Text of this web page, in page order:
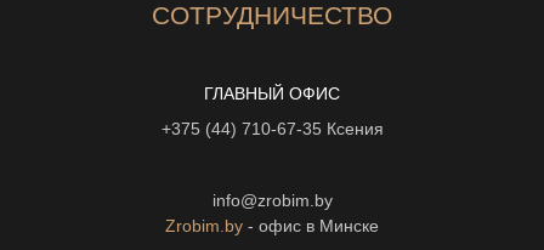
СОТРУДНИЧЕСТВО
ГЛАВНЫЙ ОФИС
+375 (44) 710-67-35 Ксения
info@zrobim.by
Zrobim.by - офис в Минске